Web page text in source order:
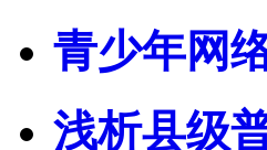
青少年网
浅析县级